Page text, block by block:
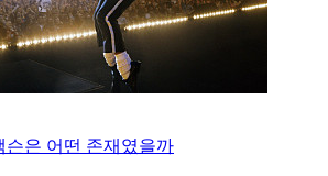
슨은 어떤 존재였을까